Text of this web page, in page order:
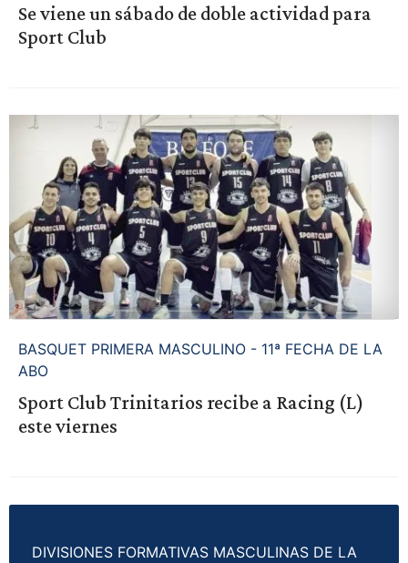
Se viene un sábado de doble actividad para
Sport Club
BASQUET PRIMERA MASCULINO - 11ª FECHA DE LA
ABO
Sport Club Trinitarios recibe a Racing (L)
este viernes
DIVISIONES FORMATIVAS MASCULINAS DE LA